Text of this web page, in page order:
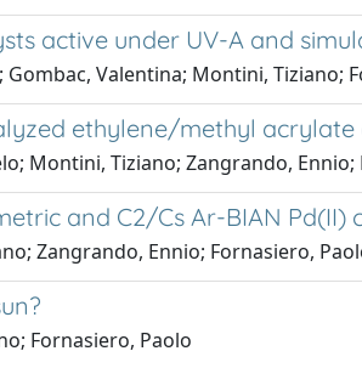
active under UV-A and
Gombac, Valentina; Montini, Tiziano;
ethylene/methyl
Montini, Tiziano; Zangrando, Ennio;
and C2/Cs Ar-BIAN
Zangrando, Ennio; Fornasiero,
Fornasiero, Paolo